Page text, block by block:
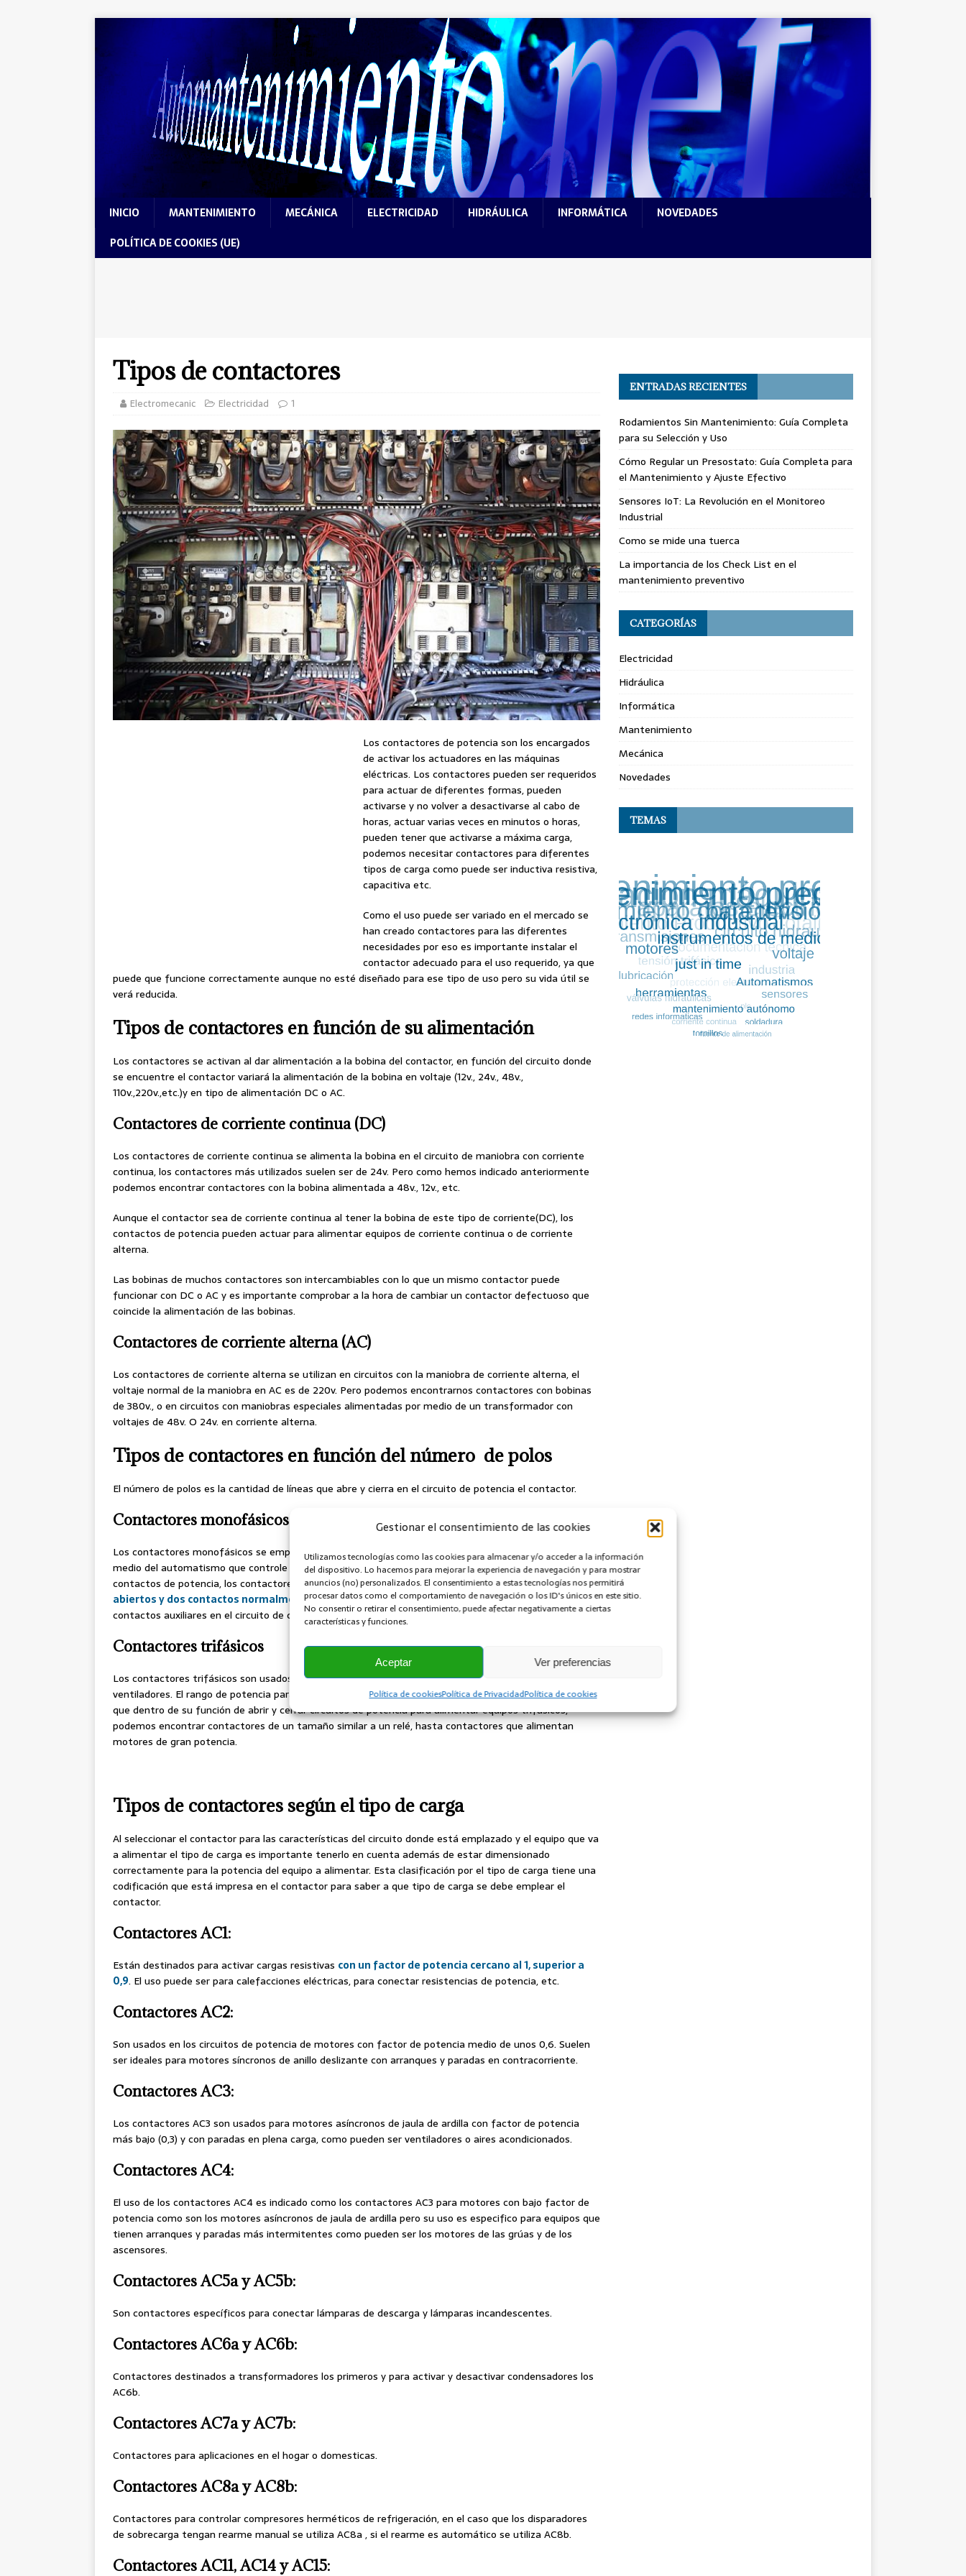
Gestionar el consentimiento de las cookies
Utilizamos tecnologías como las cookies para almacenar y/o acceder a la información
del dispositivo. Lo hacemos para mejorar la experiencia de navegación y para mostrar
anuncios (no) personalizados. El consentimiento a estas tecnologías nos permitirá
procesar datos como el comportamiento de navegación o los ID's únicos en este sitio.
No consentir o retirar el consentimiento, puede afectar negativamente a ciertas
características y funciones.
Aceptar Ver preferencias
Política de cookiesPolítica de PrivacidadPolítica de cookies
INICIO MANTENIMIENTO MECÁNICA ELECTRICIDAD HIDRÁULICA INFORMÁTICA
NOVEDADES
POLÍTICA DE COOKIES (UE)
Tipos de contactores
Electromecanic Electricidad 1
Los contactores de potencia son los encargados
de activar los actuadores en las máquinas
eléctricas. Los contactores pueden ser requeridos
para actuar de diferentes formas, pueden
activarse y no volver a desactivarse al cabo de
horas, actuar varias veces en minutos o horas,
pueden tener que activarse a máxima carga,
podemos necesitar contactores para diferentes
tipos de carga como puede ser inductiva resistiva,
capacitiva etc.
Como el uso puede ser variado en el mercado se
han creado contactores para las diferentes
necesidades por eso es importante instalar el
contactor adecuado para el uso requerido, ya que
puede que funcione correctamente aunque no esté diseñado para ese tipo de uso pero su vida útil se
verá reducida.
Tipos de contactores en función de su alimentación
Los contactores se activan al dar alimentación a la bobina del contactor, en función del circuito donde
se encuentre el contactor variará la alimentación de la bobina en voltaje (12v., 24v., 48v.,
110v.,220v.,etc.)y en tipo de alimentación DC o AC.
Contactores de corriente continua (DC)
Los contactores de corriente continua se alimenta la bobina en el circuito de maniobra con corriente
continua, los contactores más utilizados suelen ser de 24v. Pero como hemos indicado anteriormente
podemos encontrar contactores con la bobina alimentada a 48v., 12v., etc.
Aunque el contactor sea de corriente continua al tener la bobina de este tipo de corriente(DC), los
contactos de potencia pueden actuar para alimentar equipos de corriente continua o de corriente
alterna.
Las bobinas de muchos contactores son intercambiables con lo que un mismo contactor puede
funcionar con DC o AC y es importante comprobar a la hora de cambiar un contactor defectuoso que
coincide la alimentación de las bobinas.
Contactores de corriente alterna (AC)
Los contactores de corriente alterna se utilizan en circuitos con la maniobra de corriente alterna, el
voltaje normal de la maniobra en AC es de 220v. Pero podemos encontrarnos contactores con bobinas
de 380v., o en circuitos con maniobras especiales alimentadas por medio de un transformador con
voltajes de 48v. O 24v. en corriente alterna.
Tipos de contactores en función del número de polos
El número de polos es la cantidad de líneas que abre y cierra en el circuito de potencia el contactor.
Contactores monofásicos
Los contactores monofásicos se emplean para equipos de baja potencia para alimentar y seccionar por
medio del automatismo que controle el contactor, equipos monofásicos, para este control necesita dos
contactos de potencia, los contactores monofásicos suelen tenerdos contactos normalmente
abiertos y dos contactos normalmente cerrados. Estos contactos también se pueden usar como
contactos auxiliares en el circuito de control o maniobra, son conocidos como relés.
Contactores trifásicos
Los contactores trifásicos son usados para alimentar equipos de potencia trifasicos como motores,
ventiladores. El rango de potencia para los contactores trifásicos es muy amplio teniendo contactores
que dentro de su función de abrir y cerrar circuitos de potencia para alimentar equipos trifásicos,
podemos encontrar contactores de un tamaño similar a un relé, hasta contactores que alimentan
motores de gran potencia.
Tipos de contactores según el tipo de carga
Al seleccionar el contactor para las características del circuito donde está emplazado y el equipo que va
a alimentar el tipo de carga es importante tenerlo en cuenta además de estar dimensionado
correctamente para la potencia del equipo a alimentar. Esta clasificación por el tipo de carga tiene una
codificación que está impresa en el contactor para saber a que tipo de carga se debe emplear el
contactor.
Contactores AC1:
Están destinados para activar cargas resistivas con un factor de potencia cercano al 1, superior a
0,9. El uso puede ser para calefacciones eléctricas, para conectar resistencias de potencia, etc.
Contactores AC2:
Son usados en los circuitos de potencia de motores con factor de potencia medio de unos 0,6. Suelen
ser ideales para motores síncronos de anillo deslizante con arranques y paradas en contracorriente.
Contactores AC3:
Los contactores AC3 son usados para motores asíncronos de jaula de ardilla con factor de potencia
más bajo (0,3) y con paradas en plena carga, como pueden ser ventiladores o aires acondicionados.
Contactores AC4:
El uso de los contactores AC4 es indicado como los contactores AC3 para motores con bajo factor de
potencia como son los motores asíncronos de jaula de ardilla pero su uso es especifico para equipos que
tienen arranques y paradas más intermitentes como pueden ser los motores de las grúas y de los
ascensores.
Contactores AC5a y AC5b:
Son contactores específicos para conectar lámparas de descarga y lámparas incandescentes.
Contactores AC6a y AC6b:
Contactores destinados a transformadores los primeros y para activar y desactivar condensadores los
AC6b.
Contactores AC7a y AC7b:
Contactores para aplicaciones en el hogar o domesticas.
Contactores AC8a y AC8b:
Contactores para controlar compresores herméticos de refrigeración, en el caso que los disparadores
de sobrecarga tengan rearme manual se utiliza AC8a , si el rearme es automático se utiliza AC8b.
Contactores AC11, AC14 y AC15:
ENTRADAS RECIENTES
Rodamientos Sin Mantenimiento: Guía Completa
para su Selección y Uso
Cómo Regular un Presostato: Guía Completa para
el Mantenimiento y Ajuste Efectivo
Sensores IoT: La Revolución en el Monitoreo
Industrial
Como se mide una tuerca
La importancia de los Check List en el
mantenimiento preventivo
CATEGORÍAS
Electricidad
Hidráulica
Informática
Mantenimiento
Mecánica
Novedades
TEMAS